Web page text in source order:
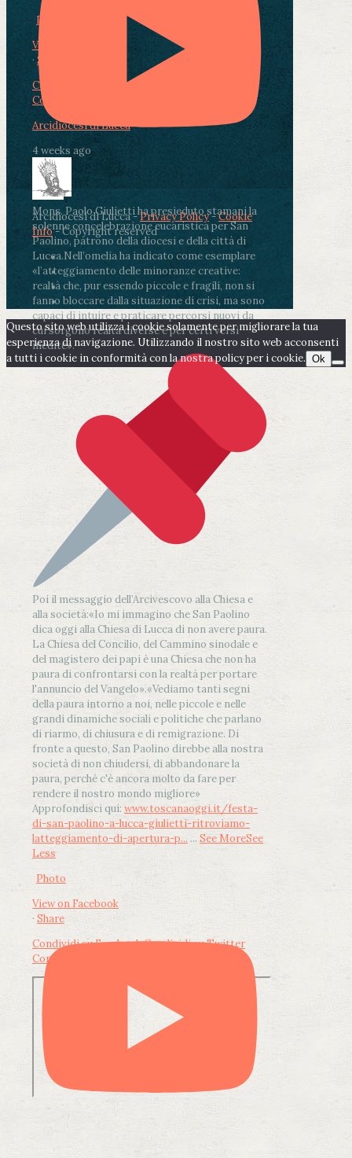
Photo
View on Facebook
· Share
Condividi su Facebook
Condividi su LinkedIn
Arcidiocesi di Lucca
4 weeks ago
Mons. Paolo Giulietti ha presieduto stamani la
solenne concelebrazione eucaristica per San
Paolino, patrono della diocesi e della città di
Lucca.Nell’omelia ha indicato come esemplare
«l’atteggiamento delle minoranze creative:
realtà che, pur essendo piccole e fragili, non si
fanno bloccare dalla situazione di crisi, ma sono
capaci di intuire e praticare percorsi nuovi da
cui sorgono realtà diverse e per certi versi
inedite».
Poi il messaggio dell’Arcivescovo alla Chiesa e
alla società:«Io mi immagino che San Paolino
dica oggi alla Chiesa di Lucca di non avere paura.
La Chiesa del Concilio, del Cammino sinodale e
del magistero dei papi è una Chiesa che non ha
paura di confrontarsi con la realtà per portare
l'annuncio del Vangelo».«Vediamo tanti segni
della paura intorno a noi, nelle piccole e nelle
grandi dinamiche sociali e politiche che parlano
di riarmo, di chiusura e di remigrazione. Di
fronte a questo, San Paolino direbbe alla nostra
società di non chiudersi, di abbandonare la
paura, perché c'è ancora molto da fare per
rendere il nostro mondo migliore»
Approfondisci qui: www.toscanaoggi.it/festa-
di-san-paolino-a-lucca-giulietti-ritroviamo-
latteggiamento-di-apertura-p... ... See MoreSee
Less
Photo
View on Facebook
· Share
Condividi su FacebookCondividi su Twitter
Condividi su LinkedIn
Arcidiocesi di Lucca -Privacy Policy-Cookie
Info- Copyright reserved
Questo sito web utilizza i cookie solamente per migliorare la tua
esperienza di navigazione. Utilizzando il nostro sito web acconsenti
a tutti i cookie in conformità con la nostra policy per i cookie. Ok